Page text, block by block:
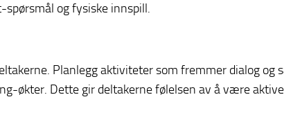
og fysiske innspill.
Planlegg aktiviteter som fremmer dialog og
økter. Dette gir deltakerne følelsen av å være